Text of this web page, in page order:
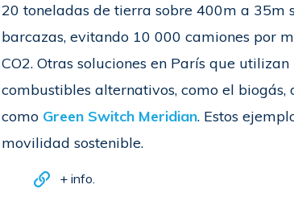
20 toneladas de tierra sobre 400m a 35m
barcazas, evitando 10 000 camiones por
CO2. Otras soluciones en París que
combustibles alternativos, como el
como Green Switch Meridian. Estos
movilidad sostenible.
+ info.